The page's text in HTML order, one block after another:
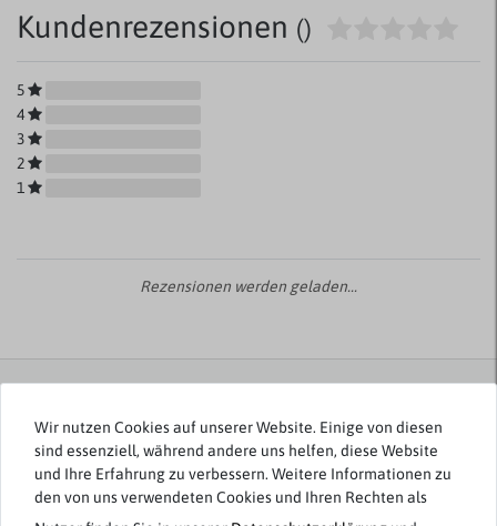
Kundenrezensionen ()
5
4
3
2
1
Rezensionen werden geladen...
Weitere Artikel von Jack & Jones
Neuheit -50%
Wir nutzen Cookies auf unserer Website. Einige von diesen
sind essenziell, während andere uns helfen, diese Website
und Ihre Erfahrung zu verbessern. Weitere Informationen zu
den von uns verwendeten Cookies und Ihren Rechten als